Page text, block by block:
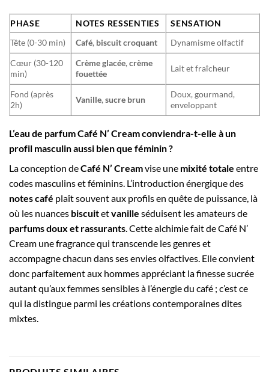
PHASE NOTES RESSENTIES
SENSATION
Tête (0-30 min)
Café, biscuit croquant
Dynamisme olfactif
Cœur (30-120
min)
Crème glacée,crème
fouettée
Lait et fraîcheur
Fond (après
2h)
Vanille,sucre brun
Doux, gourmand,
enveloppant
L’eau de parfum Café N’ Cream conviendra-t-elle à un
profil masculin aussi bien que féminin ?
La conception deCafé N’ Creamvise une mixité totale entre
codes masculins et féminins. L’introduction énergique des
notes café plaît souvent aux profils en quête de puissance, là
où les nuances biscuitetvanille séduisent les amateurs de
parfums doux et rassurants. Cette alchimie fait de Café N’
Cream une fragrance qui transcende les genres et
accompagne chacun dans ses envies olfactives. Elle convient
donc parfaitement aux hommes appréciant la finesse sucrée
autant qu’aux femmes sensibles à l’énergie du café ; c’est ce
qui la distingue parmi les créations contemporaines dites
mixtes.